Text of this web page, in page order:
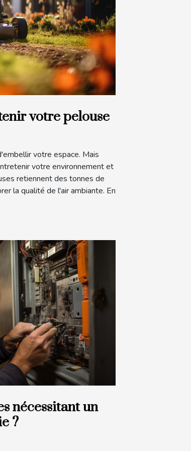
votre pelouse
votre espace. Mais
votre environnement et
retiennent des tonnes de
la qualité de l'air ambiante. En
nécessitant un
?